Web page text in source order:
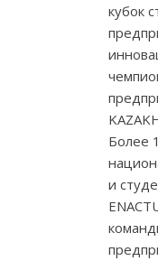
кубок
Более
и